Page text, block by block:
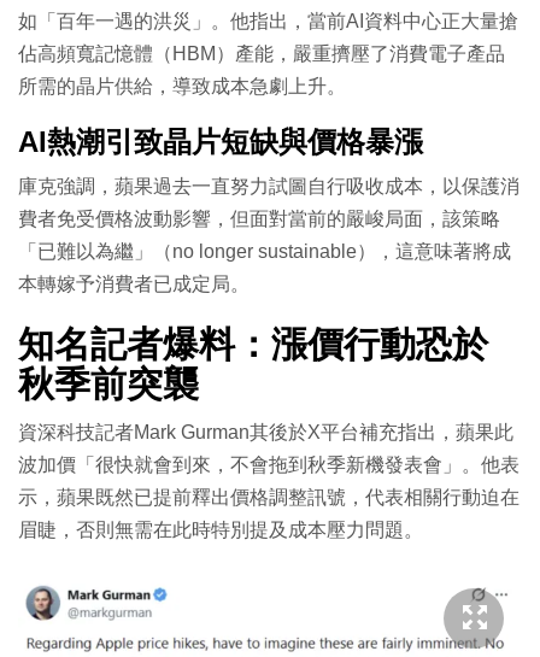
如「百年一遇的洪災」。他指出，當前AI資料中心正大量搶
佔高頻寬記憶體（HBM）產能，嚴重擠壓了消費電子產品
所需的晶片供給，導致成本急劇上升。
AI熱潮引致晶片短缺與價格暴漲
庫克強調，蘋果過去一直努力試圖自行吸收成本，以保護消
費者免受價格波動影響，但面對當前的嚴峻局面，該策略
「已難以為繼」（no longer sustainable），這意味著將成
本轉嫁予消費者已成定局。
知名記者爆料：漲價行動恐於
秋季前突襲
資深科技記者Mark Gurman其後於X平台補充指出，蘋果此
波加價「很快就會到來，不會拖到秋季新機發表會」。他表
示，蘋果既然已提前釋出價格調整訊號，代表相關行動迫在
眉睫，否則無需在此時特別提及成本壓力問題。